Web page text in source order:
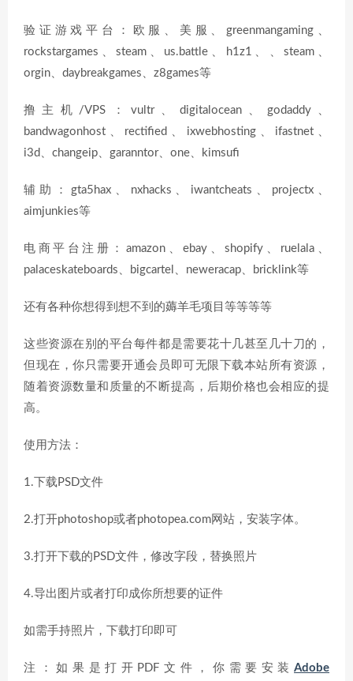
验证游戏平台：欧服、美服、greenmangaming、
rockstargames、steam、us.battle、h1z1、、steam、
orgin、daybreakgames、z8games等
撸主机/VPS：vultr、digitalocean、godaddy、
bandwagonhost、rectified、ixwebhosting、ifastnet、
i3d、changeip、garanntor、one、kimsufi
辅助：gta5hax、nxhacks、iwantcheats、projectx、
aimjunkies等
电商平台注册：amazon、ebay、shopify、ruelala、
palaceskateboards、bigcartel、neweracap、bricklink等
还有各种你想得到想不到的薅羊毛项目等等等等
这些资源在别的平台每件都是需要花十几甚至几十刀的，
但现在，你只需要开通会员即可无限下载本站所有资源，
随着资源数量和质量的不断提高，后期价格也会相应的提
高。
使用方法：
1.下载PSD文件
2.打开photoshop或者photopea.com网站，安装字体。
3.打开下载的PSD文件，修改字段，替换照片
4.导出图片或者打印成你所想要的证件
如需手持照片，下载打印即可
注：如果是打开PDF文件，你需要安装 Adobe